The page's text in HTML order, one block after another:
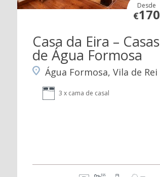
Desde
€170
Casa da Eira – Casas
de Água Formosa
Água Formosa, Vila de Rei
3 x cama de casal